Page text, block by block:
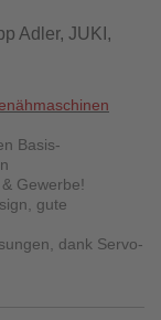
Adler, JUKI,
Basis-
Gewerbe!
gute
dank Servo-